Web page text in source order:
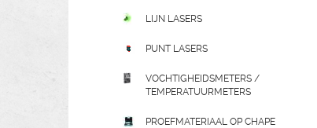
LIJN LASERS
PUNT LASERS
VOCHTIGHEIDSMETERS /
TEMPERATUURMETERS
PROEFMATERIAAL OP CHAPE